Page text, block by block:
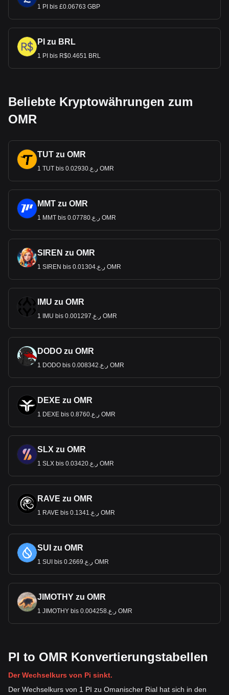
1 PI bis £0.06763 GBP
PI zu BRL
1 PI bis R$0.4651 BRL
Beliebte Kryptowährungen zum
OMR
TUT zu OMR
1 TUT bis ر.ع.0.02930 OMR
MMT zu OMR
1 MMT bis ر.ع.0.07780 OMR
SIREN zu OMR
1 SIREN bis ر.ع.0.01304 OMR
IMU zu OMR
1 IMU bis ر.ع.0.001297 OMR
DODO zu OMR
1 DODO bis ر.ع.0.008342 OMR
DEXE zu OMR
1 DEXE bis ر.ع.0.8760 OMR
SLX zu OMR
1 SLX bis ر.ع.0.03420 OMR
RAVE zu OMR
1 RAVE bis ر.ع.0.1341 OMR
SUI zu OMR
1 SUI bis ر.ع.0.2669 OMR
JIMOTHY zu OMR
1 JIMOTHY bis ر.ع.0.004258 OMR
PI to OMR Konvertierungstabellen
Der Wechselkurs von Pi sinkt.
Der Wechselkurs von 1 PI zu Omanischer Rial hat sich in den